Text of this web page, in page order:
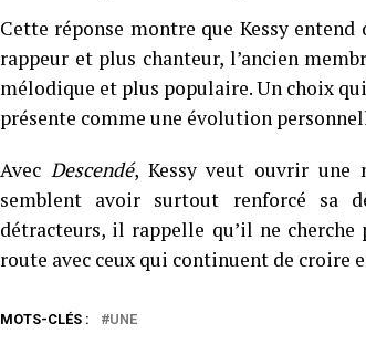
Cette réponse montre que Kessy
rappeur et plus chanteur, l’ancien
mélodique et plus populaire. Un choix
présente comme une évolution
Avec Descendé, Kessy veut ouvrir une
semblent avoir surtout renforcé sa
détracteurs, il rappelle qu’il ne
route avec ceux qui continuent de croire
MOTS-CLÉS : UNE